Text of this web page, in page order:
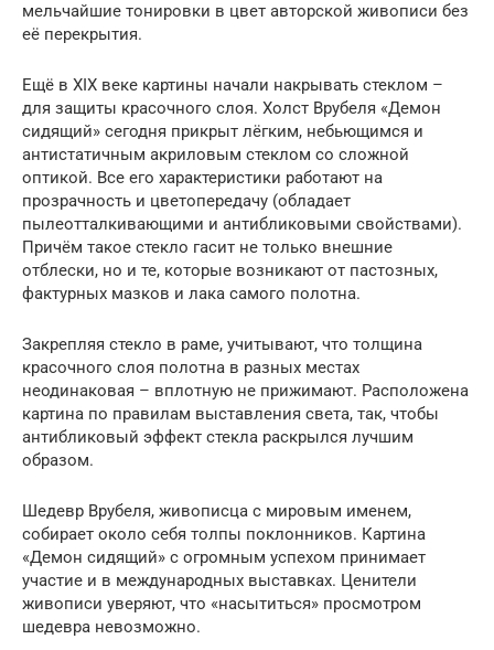
мельчайшие тонировки в цвет авторской живописи без
её перекрытия.
Ещё в XIX веке картины начали накрывать стеклом –
для защиты красочного слоя. Холст Врубеля «Демон
сидящий» сегодня прикрыт лёгким, небьющимся и
антистатичным акриловым стеклом со сложной
оптикой. Все его характеристики работают на
прозрачность и цветопередачу (обладает
пылеотталкивающими и антибликовыми свойствами).
Причём такое стекло гасит не только внешние
отблески, но и те, которые возникают от пастозных,
фактурных мазков и лака самого полотна.
Закрепляя стекло в раме, учитывают, что толщина
красочного слоя полотна в разных местах
неодинаковая – вплотную не прижимают. Расположена
картина по правилам выставления света, так, чтобы
антибликовый эффект стекла раскрылся лучшим
образом.
Шедевр Врубеля, живописца с мировым именем,
собирает около себя толпы поклонников. Картина
«Демон сидящий» с огромным успехом принимает
участие и в международных выставках. Ценители
живописи уверяют, что «насытиться» просмотром
шедевра невозможно.